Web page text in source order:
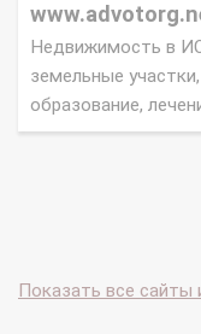
Недвижимость в
земельные
образование,
Показать все сайты